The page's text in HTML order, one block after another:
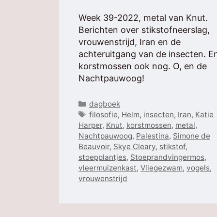
Week 39-2022, metal van Knut.
Berichten over stikstofneerslag,
vrouwenstrijd, Iran en de
achteruitgang van de insecten.
korstmossen ook nog. O, en de
Nachtpauwoog!
Categorieën
dagboek
Tags
filosofie, Helm, insecten, Iran, Katie
Harper, Knut, korstmossen, metal,
Nachtpauwoog, Palestina, Simone de
Beauvoir, Skye Cleary, stikstof,
stoepplantjes, Stoeprandvingermos,
vleermuizenkast, Vliegezwam, vogels,
vrouwenstrijd